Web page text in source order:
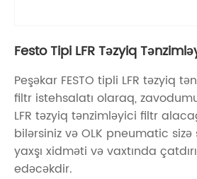
Festo Tipi LFR Təzyiq
Peşəkar FESTO tipli LFR təzyiq
filtr istehsalatı olaraq,
LFR təzyiq tənzimləyici filtr
bilərsiniz və OLK pneumatic
yaxşı xidməti və vaxtında
edəcəkdir.